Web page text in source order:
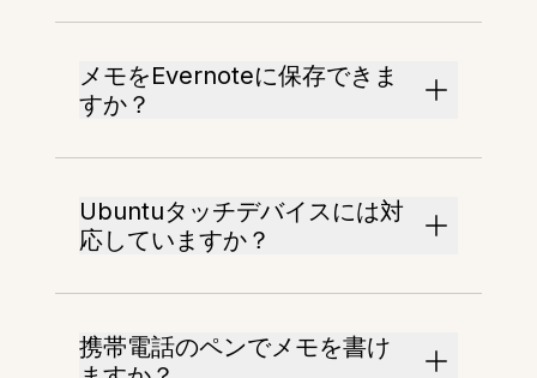
メモをEvernoteに保存できま
すか？
Ubuntuタッチデバイスには対
応していますか？
携帯電話のペンでメモを書け